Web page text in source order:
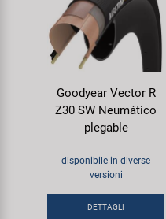
Goodyear Vector R
Z30 SW Neumático
plegable
disponibile in diverse
versioni
DETTAGLI